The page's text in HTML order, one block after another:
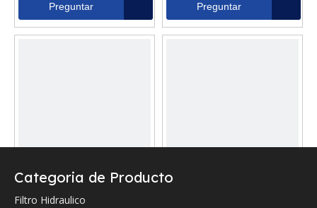
Preguntar Preguntar
Reemplazo del filtro de
aceite Deutz 02113831
Reemplazo del filtro de
Categoria de Producto
Filtro Hidraulico